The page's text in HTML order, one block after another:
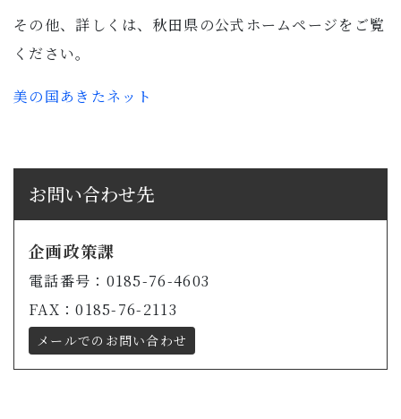
その他、詳しくは、秋田県の公式ホームページをご覧
ください。
美の国あきたネット
お問い合わせ先
企画政策課
電話番号：0185-76-4603
FAX：0185-76-2113
メールでのお問い合わせ